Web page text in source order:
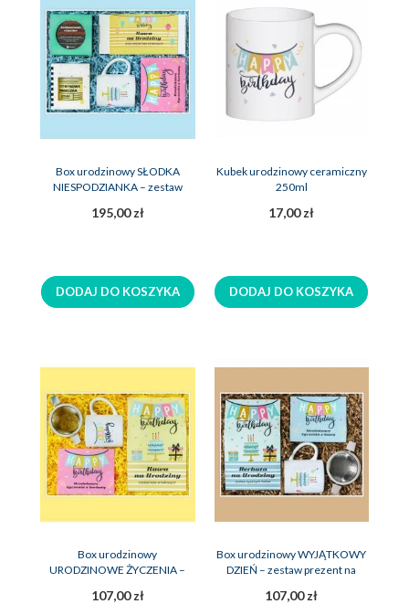
Box urodzinowy SŁODKA
NIESPODZIANKA – zestaw
195,00 zł
DODAJ DO KOSZYKA
Kubek urodzinowy ceramiczny
250ml
17,00 zł
DODAJ DO KOSZYKA
Box urodzinowy
URODZINOWE ŻYCZENIA –
107,00 zł
Box urodzinowy WYJĄTKOWY
DZIEŃ – zestaw prezent na
107,00 zł